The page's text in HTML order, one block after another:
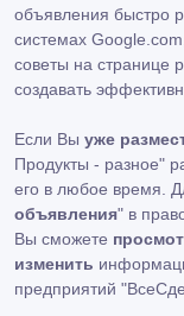
объявления быстро
системах
советы на странице
создавать
Если Вы уже
Продукты - разное"
его в любое время.
объявления" в
Вы сможете
изменить
предприятий